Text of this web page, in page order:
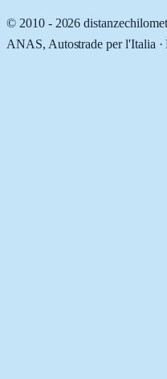
© 2010 - 2026
ANAS, Autostrade per l'Italia